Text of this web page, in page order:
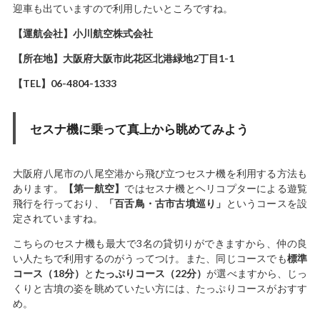
迎車も出ていますので利用したいところですね。
【運航会社】小川航空株式会社
【所在地】大阪府大阪市此花区北港緑地2丁目1-1
【TEL】06-4804-1333
セスナ機に乗って真上から眺めてみよう
大阪府八尾市の八尾空港から飛び立つセスナ機を利用する方法も
あります。
【第一航空】 ではセスナ機とヘリコプターによる遊覧
飛行を行っており、
「百舌鳥・古市古墳巡り」 というコースを設
定されていますね。
こちらのセスナ機も最大で3名の貸切りができますから、仲の良
い人たちで利用するのがうってつけ。また、同じコースでも標準
コース（18分） と たっぷりコース（22分）が選べますから、じっ
くりと古墳の姿を眺めていたい方には、たっぷりコースがおすす
め。